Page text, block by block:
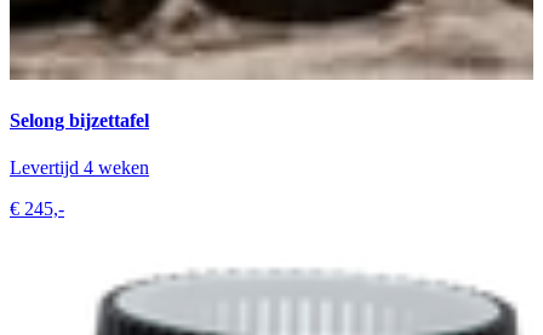
Selong bijzettafel
Levertijd 4 weken
€ 245,-